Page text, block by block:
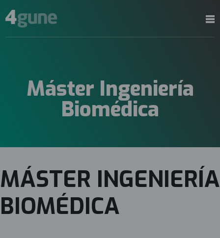
Máster Ingeniería
Biomédica
MÁSTER INGENIERÍA
BIOMÉDICA